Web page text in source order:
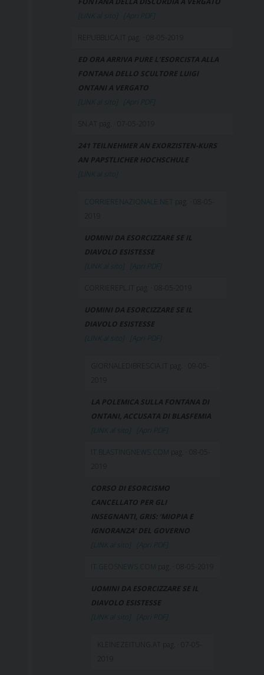
[LINK al sito]
[Apri PDF]
REPUBBLICA.IT pag. · 08-05-2019
ED ORA ARRIVA PURE L’ESORCISTA ALLA
FONTANA DELLO SCULTORE LUIGI
ONTANI A VERGATO
[LINK al sito]
[Apri PDF]
SN.AT pag. · 07-05-2019
241 TEILNEHMER AN EXORZISTEN-KURS
AN PAPSTLICHER HOCHSCHULE
[LINK al sito]
CORRIERENAZIONALE.NET
2019
UOMINI DA ESORCIZZARE SE IL
DIAVOLO ESISTESSE
[LINK al sito]
[Apri PDF]
CORRIEREPL.IT pag. · 08-05-2019
UOMINI DA ESORCIZZARE SE IL
DIAVOLO ESISTESSE
[LINK al sito]
[Apri PDF]
2019
LA POLEMICA SULLA FONTANA DI
ONTANI, ACCUSATA DI BLASFEMIA
[LINK al sito]
[Apri PDF]
IT.BLASTINGNEWS.COM
2019
CORSO DI ESORCISMO
CANCELLATO PER GLI
INSEGNANTI, GRIS: ‘MIOPIA E
IGNORANZA’ DEL GOVERNO
[LINK al sito]
[Apri PDF]
IT.GEOSNEWS.COM pag. · 08-05-2019
UOMINI DA ESORCIZZARE SE IL
DIAVOLO ESISTESSE
[LINK al sito]
[Apri PDF]
KLEINEZEITUNG.AT pag. · 07-05-
2019